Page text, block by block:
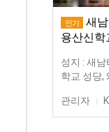
인기
새
용산신학
성지 : 새
학교 성당,
관리자